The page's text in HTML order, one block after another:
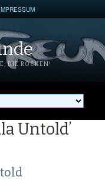
IMPRESSUM
DIE ROCKEN!
Untold’